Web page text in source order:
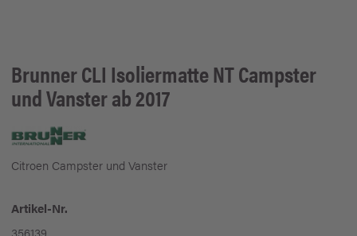
BrunnerCLI Isoliermatte NT Campster
und Vanster ab 2017
Citroen Campster und Vanster
Artikel-Nr.
356139